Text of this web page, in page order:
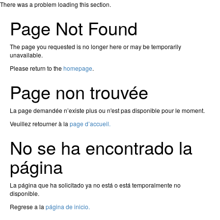
There was a problem loading this section.
Page Not Found
The page you requested is no longer here or may be temporarily
unavailable.
Please return to thehomepage.
Page non trouvée
La page demandée n’existe plus ou n'est pas disponible pour le moment.
Veuillez retourner à la page d’accueil.
No se ha encontrado la
página
La página que ha solicitado ya no está o está temporalmente no
disponible.
Regrese a la página de inicio.